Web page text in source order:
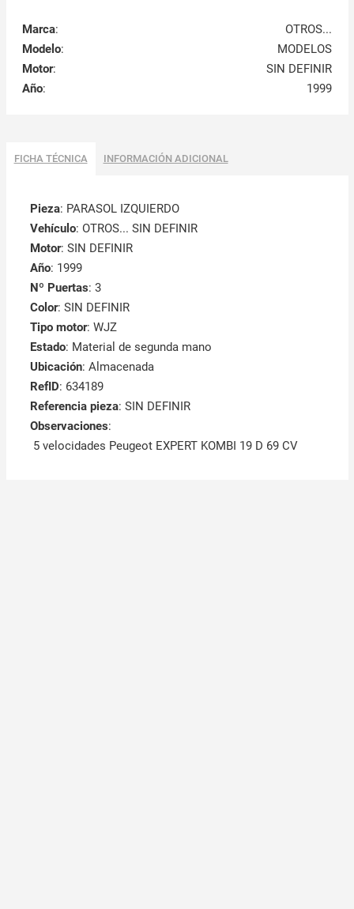
Marca:
OTROS...
Modelo:
MODELOS
Motor:
SIN DEFINIR
Año: 1999
FICHA TÉCNICA INFORMACIÓN ADICIONAL
Pieza: PARASOL IZQUIERDO
Vehículo: OTROS... SIN DEFINIR
Motor: SIN DEFINIR
Año: 1999
Nº Puertas: 3
Color: SIN DEFINIR
Tipo motor: WJZ
Estado: Material de segunda mano
Ubicación: Almacenada
RefID: 634189
Referencia pieza: SIN DEFINIR
Observaciones:
5 velocidades Peugeot EXPERT KOMBI 19 D 69 CV